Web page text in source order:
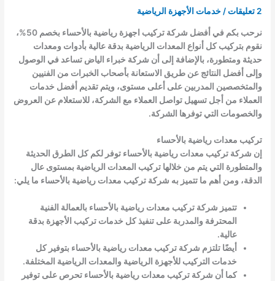
2 تعليقات /خدمات الأجهزة الرياضية
نرحب بكم في أفضل شركة تركيب اجهزة رياضية بالأحساء بخصم 50%،
نقوم بتركيب كل أنواع المعدات الرياضية بدقة عالية بأدوات ومعدات
حديثة ومتطورة، بالإضافة إلى أن شركة خبراء الياض تساعد في الوصول
وإلى أفضل النتائج عن طريق الاستعانة بأصحاب الخبرات من الفنيين
والمتخصصين المدربين على أعلى مستوى، ويتم تقديم أفضل خدمات
العملاء من أجل تسهيل تواصل العملاء مع الشركة، للاستعلام عن العروض
والخصومات التي توفرها الشركة.
تركيب معدات رياضية بالأحساء
إن شركةتركيب معدات رياضية بالأحساء توفر لكم كل الطرق الحديثة
والمتطورة التي يتم من خلالها تركيب المعدات الرياضية بمستوى عال
الدقة، ومن أهم ما تتميز به شركةتركيب معدات رياضية بالأحساء ما يلي:
تتميز شركةتركيب معدات رياضية بالأحساء بالعمالة الفنية
المحترفة والمدربة على تنفيذ كل خدمات تركيب الأجهزة بدقة
عالية.
أيضًا تلتزم شركةتركيب معدات رياضية بالأحساء بتوفير كل
خدمات التركيب للأجهزة الرياضية والمعدات الرياضية المختلفة.
كما أن شركةتركيب معدات رياضية بالأحساء تحرص على توفير